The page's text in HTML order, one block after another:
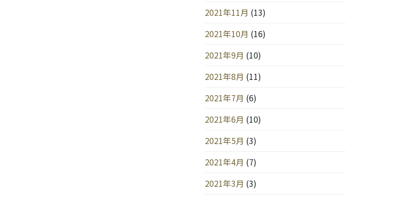
2021年11月 (13)
2021年10月 (16)
2021年9月 (10)
2021年8月 (11)
2021年7月 (6)
2021年6月 (10)
2021年5月 (3)
2021年4月 (7)
2021年3月 (3)